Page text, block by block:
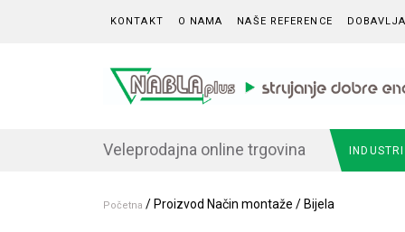
KONTAKT O NAMA NAŠE REFERENCE
Veleprodajna online trgovina
Početna / Proizvod Način montaže / Bijela